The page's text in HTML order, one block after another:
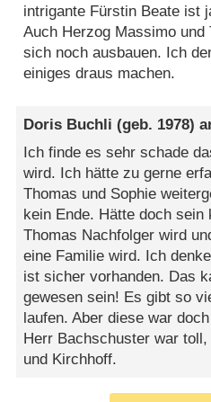
intrigante Fürstin Beate ist
Auch Herzog Massimo und
sich noch ausbauen. Ich
einiges draus machen.
Doris Buchli (geb. 1978)
Ich finde es sehr schade
wird. Ich hätte zu gerne
Thomas und Sophie
kein Ende. Hätte doch sein
Thomas Nachfolger wird
eine Familie wird. Ich
ist sicher vorhanden. Das
gewesen sein! Es gibt so
laufen. Aber diese war
Herr Bachschuster war
und Kirchhoff.